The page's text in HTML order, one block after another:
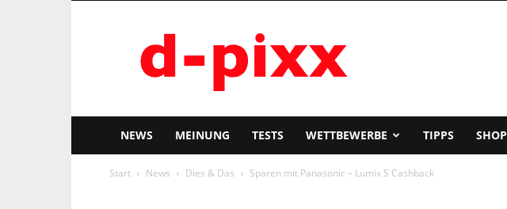
pixx
NEWS MEINUNG TESTS WETTBEWERBE TIPPS SHOP
Start News Dies & Das Sparen mit Panasonic – Lumix S Cashback